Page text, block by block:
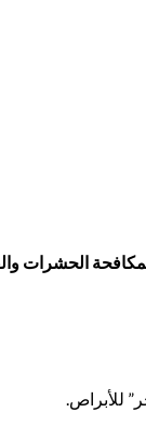
الحشرات
للأبراص.